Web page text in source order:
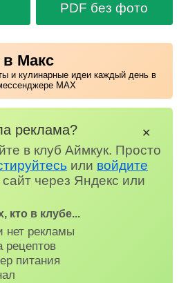
PDF без фото
Макс
и кулинарные идеи каждый день в
MAX
реклама?
в клуб Аймкук. Просто
или войдите
через Яндекс или
кто в клубе...
нет рекламы
рецептов
питания
✕